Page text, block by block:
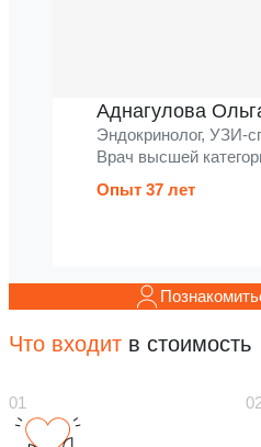
Аднагулова
Эндокринолог, УЗИ-
Врач высшей
Опыт 37 лет
Что входит в стоимость